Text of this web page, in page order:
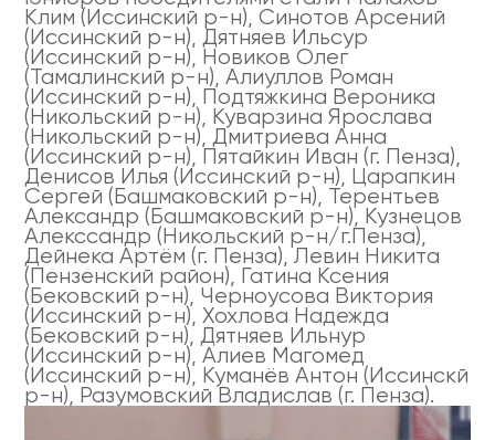
Клим (Иссинский р-н), Синотов Арсений
(Иссинский р-н), Дятняев Ильсур
(Иссинский р-н), Новиков Олег
(Тамалинский р-н), Алиуллов Роман
(Иссинский р-н), Подтяжкина Вероника
(Никольский р-н), Куварзина Ярослава
(Никольский р-н), Дмитриева Анна
(Иссинский р-н), Пятайкин Иван (г. Пенза),
Денисов Илья (Иссинский р-н), Царапкин
Сергей (Башмаковский р-н), Терентьев
Александр (Башмаковский р-н), Кузнецов
Алекссандр (Никольский р-н/г.Пенза),
Дейнека Артём (г. Пенза), Левин Никита
(Пензенский район), Гатина Ксения
(Бековский р-н), Черноусова Виктория
(Иссинский р-н), Хохлова Надежда
(Бековский р-н), Дятняев Ильнур
(Иссинский р-н), Алиев Магомед
(Иссинский р-н), Куманёв Антон (Иссинскй
р-н), Разумовский Владислав (г. Пенза).